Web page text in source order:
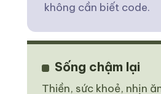
không cần biết code.
Sống chậm lại
Thiền, sức khoẻ, nhịn